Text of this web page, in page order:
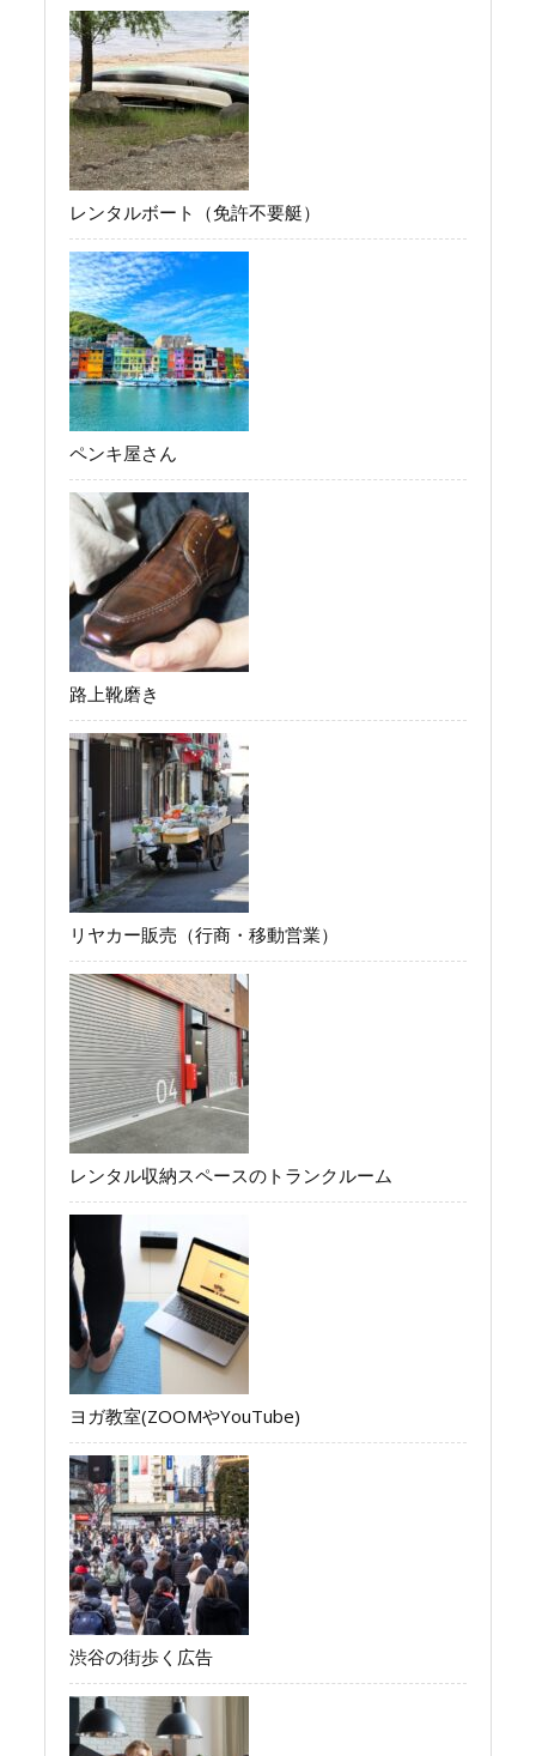
レンタルボート（免許不要艇）
ペンキ屋さん
路上靴磨き
リヤカー販売（行商・移動営業）
レンタル収納スペースのトランクルーム
ヨガ教室(ZOOMやYouTube)
渋谷の街歩く広告